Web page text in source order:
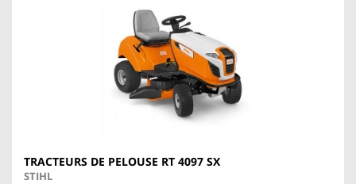
TRACTEURS DE PELOUSE RT 4097 SX
STIHL